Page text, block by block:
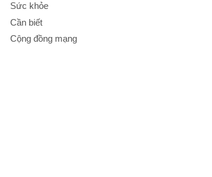
Sức khỏe
Cần biết
Cộng đồng mạng